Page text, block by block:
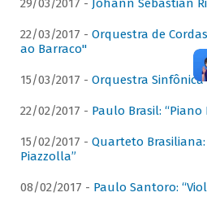
29/03/2017 - Johann Sebastian
22/03/2017 - Orquestra de
ao Barraco"
15/03/2017 - Orquestra Sinfônica
22/02/2017 - Paulo Brasil: “Piano
15/02/2017 - Quarteto Brasiliana:
Piazzolla”
08/02/2017 - Paulo Santoro: